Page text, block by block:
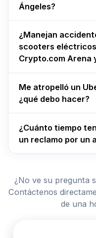
Ángeles?
¿Manejan
scooters
Crypto.com Arena
Me atropelló un
¿qué debo hacer?
¿Cuánto tiempo
un reclamo por un
¿No ve su pregunta
Contáctenos
de una